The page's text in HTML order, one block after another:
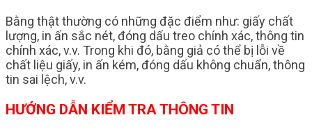
Bằng thật thường có những đặc điểm như: giấy chất
lượng, in ấn sắc nét, đóng dấu treo chính xác, thông tin
chính xác, v.v. Trong khi đó, bằng giả có thể bị lỗi về
chất liệu giấy, in ấn kém, đóng dấu không chuẩn, thông
tin sai lệch, v.v.
HƯỚNG DẪN KIỂM TRA THÔNG TIN